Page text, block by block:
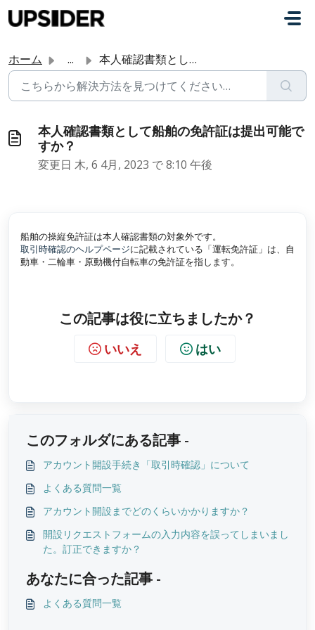
メインコンテンツに移動
ホーム ... 本人確認書類として船舶の免許証は提出可能ですか？
本人確認書類として船舶の免許証は提出可能で
すか？
変更日 木, 6 4月, 2023 で 8:10 午後
船舶の操縦免許証は本人確認書類の対象外です。
取引時確認のヘルプページに記載されている「運転免許証」は、自
動車・二輪車・原動機付自転車の免許証を指します。
この記事は役に立ちましたか？
いいえ はい
このフォルダにある記事 -
アカウント開設手続き「取引時確認」について
よくある質問一覧
アカウント開設までどのくらいかかりますか？
開設リクエストフォームの入力内容を誤ってしまいまし
た。訂正できますか？
あなたに合った記事 -
よくある質問一覧